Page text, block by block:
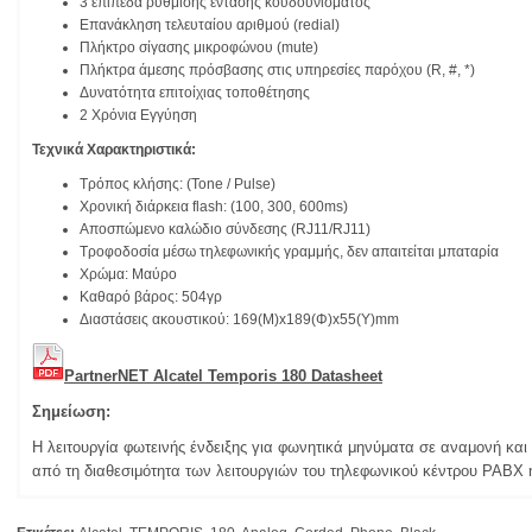
Επανάκληση τελευταίου αριθμού (redial)
Πλήκτρο σίγασης μικροφώνου (mute)
Πλήκτρα άμεσης πρόσβασης στις υπηρεσίες παρόχου (R, #, *)
Δυνατότητα επιτοίχιας τοποθέτησης
2 Χρόνια Εγγύηση
Τεχνικά Χαρακτηριστικά:
Τρόπος κλήσης: (Tone / Pulse)
Χρονική διάρκεια flash: (100, 300, 600ms)
Αποσπώμενο καλώδιο σύνδεσης (RJ11/RJ11)
Τροφοδοσία μέσω τηλεφωνικής γραμμής, δεν απαιτείται μπαταρία
Χρώμα: Μαύρο
Καθαρό βάρος: 504γρ
Διαστάσεις ακουστικού: 169(Μ)x189(Φ)x55(Υ)mm
PartnerNET Alcatel Temporis 180 Datasheet
Σημείωση:
Η λειτουργία φωτεινής ένδειξης για φωνητικά μηνύματα σε αναμονή
από τη διαθεσιμότητα των λειτουργιών του τηλεφωνικού κέντρου